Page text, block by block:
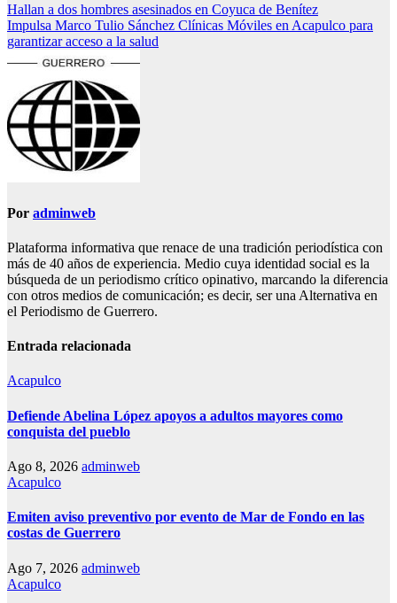
Navegación
de
entradas
Hallan a dos hombres asesinados en Coyuca de Benítez
Impulsa Marco Tulio Sánchez Clínicas Móviles en Acapulco para
garantizar acceso a la salud
Por adminweb
Plataforma informativa que renace de una tradición periodística con
más de 40 años de experiencia. Medio cuya identidad social es la
búsqueda de un periodismo crítico opinativo, marcando la diferencia
con otros medios de comunicación; es decir, ser una Alternativa en
el Periodismo de Guerrero.
Entrada relacionada
Acapulco
Defiende Abelina López apoyos a adultos mayores como
conquista del pueblo
Ago 8, 2026 adminweb
Acapulco
Emiten aviso preventivo por evento de Mar de Fondo en las
costas de Guerrero
Ago 7, 2026 adminweb
Acapulco